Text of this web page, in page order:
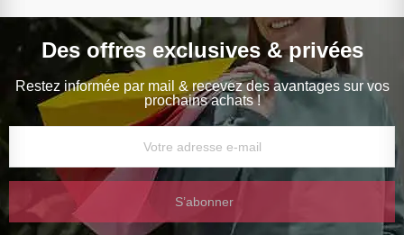
Des offres exclusives & privées
Restez informée par mail & recevez des avantages sur vos
prochains achats !
S’abonner